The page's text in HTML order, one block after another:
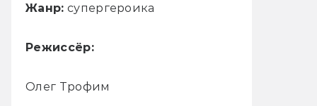
Жанр: супергероика
Режиссёр:
Олег Трофим